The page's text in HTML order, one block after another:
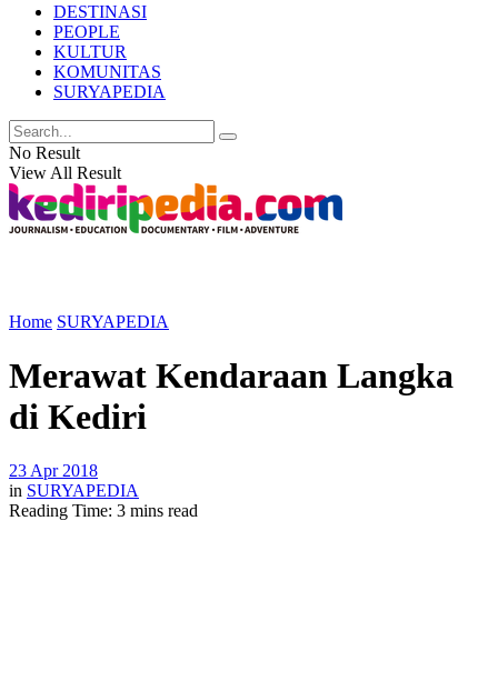
DESTINASI
PEOPLE
KULTUR
KOMUNITAS
SURYAPEDIA
No Result
View All Result
Home SURYAPEDIA
Merawat Kendaraan Langka
di Kediri
23 Apr 2018
in SURYAPEDIA
Reading Time: 3 mins read